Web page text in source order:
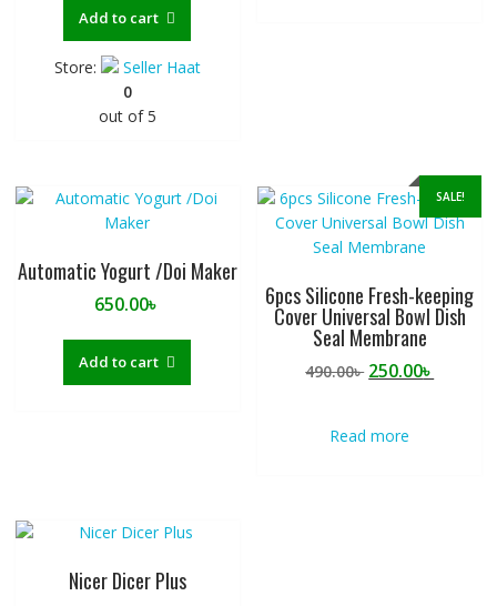
Add to cart
Store:
Seller Haat
0
out of 5
Automatic Yogurt /Doi Maker
650.00৳
Add to cart
SALE!
6pcs Silicone Fresh-keeping
Cover Universal Bowl Dish
Seal Membrane
490.00৳ Original
490.00৳ .
250.00৳
Read more
Nicer Dicer Plus